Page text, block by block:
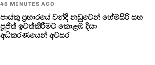
46 MINUTES AGO
පාස්කු ප්‍රහාරයේ වන්දි නඩුවෙන් හේමසිරි සහ
පූජිත් ඉවත්කිරීමට කොළඹ දිසා
අධිකරණයෙන් අවසර